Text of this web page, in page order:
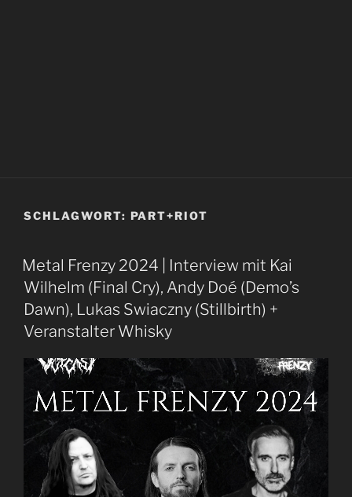
SCHLAGWORT: PART+RIOT
Metal Frenzy 2024 | Interview mit Kai
Wilhelm (Final Cry), Andy Doé (Demo’s
Dawn), Lukas Swiaczny (Stillbirth) +
Veranstalter Whisky